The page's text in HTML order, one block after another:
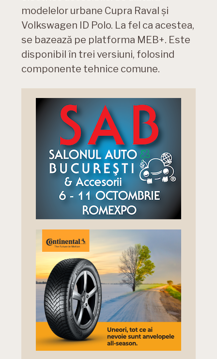
modelelor urbane Cupra Raval și
Volkswagen ID Polo. La fel ca acestea,
se bazează pe platforma MEB+. Este
disponibil în trei versiuni, folosind
componente tehnice comune.